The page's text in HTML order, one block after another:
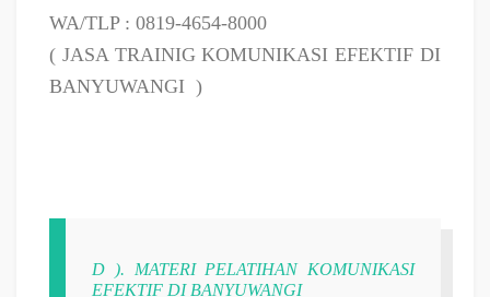
WA/TLP : 0819-4654-8000
( JASA TRAINIG KOMUNIKASI EFEKTIF DI
BANYUWANGI )
D ). MATERI PELATIHAN KOMUNIKASI
EFEKTIF DI BANYUWANGI